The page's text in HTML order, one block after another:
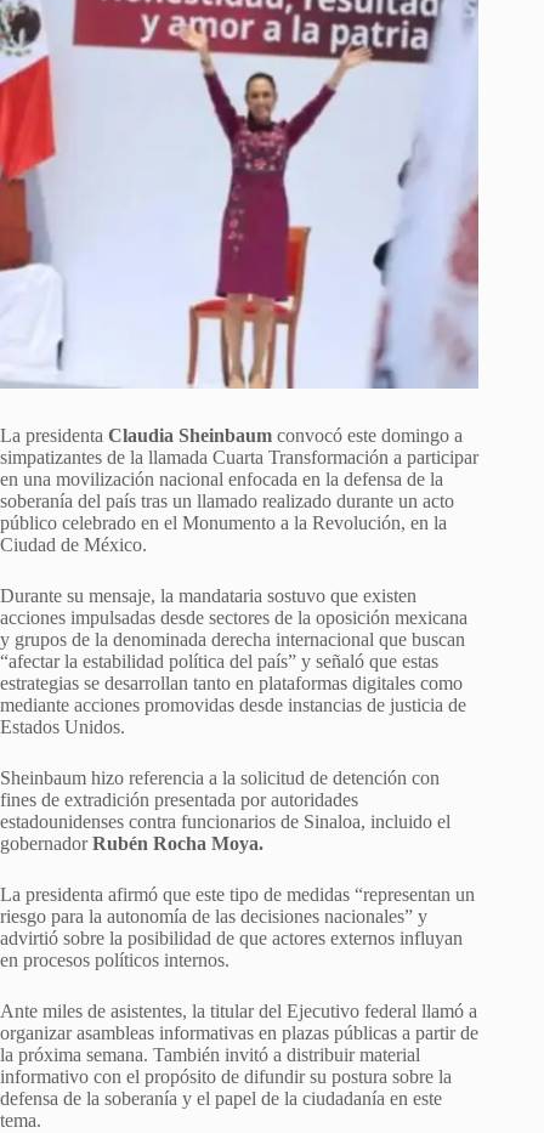
La presidenta Claudia Sheinbaum convocó este domingo a
simpatizantes de la llamada Cuarta Transformación a participar
en una movilización nacional enfocada en la defensa de la
soberanía del país tras un llamado realizado durante un acto
público celebrado en el Monumento a la Revolución, en la
Ciudad de México.
Durante su mensaje, la mandataria sostuvo que existen
acciones impulsadas desde sectores de la oposición mexicana
y grupos de la denominada derecha internacional que buscan
“afectar la estabilidad política del país” y señaló que estas
estrategias se desarrollan tanto en plataformas digitales como
mediante acciones promovidas desde instancias de justicia de
Estados Unidos.
Sheinbaum hizo referencia a la solicitud de detención con
fines de extradición presentada por autoridades
estadounidenses contra funcionarios de Sinaloa, incluido el
gobernadorRubén Rocha Moya.
La presidenta afirmó que este tipo de medidas “representan un
riesgo para la autonomía de las decisiones nacionales” y
advirtió sobre la posibilidad de que actores externos influyan
en procesos políticos internos.
Ante miles de asistentes, la titular del Ejecutivo federal llamó a
organizar asambleas informativas en plazas públicas a partir de
la próxima semana. También invitó a distribuir material
informativo con el propósito de difundir su postura sobre la
defensa de la soberanía y el papel de la ciudadanía en este
tema.